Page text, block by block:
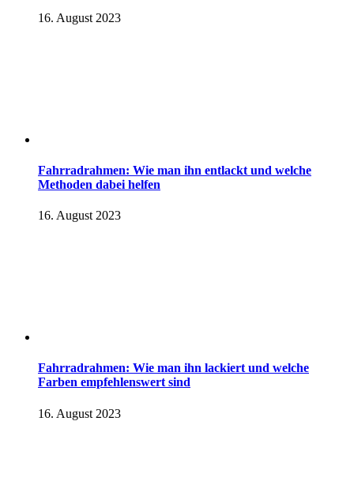
16. August 2023
Fahrradrahmen: Wie man ihn entlackt und welche
Methoden dabei helfen
16. August 2023
Fahrradrahmen: Wie man ihn lackiert und welche
Farben empfehlenswert sind
16. August 2023